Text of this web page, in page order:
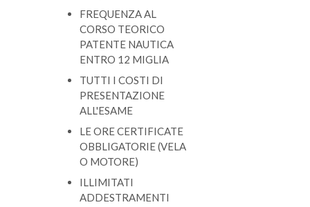
FREQUENZA AL
CORSO TEORICO
PATENTE NAUTICA
ENTRO 12 MIGLIA
TUTTI I COSTI DI
PRESENTAZIONE
ALL'ESAME
LE ORE CERTIFICATE
OBBLIGATORIE(VELA
O MOTORE)
ILLIMITATI
ADDESTRAMENTI